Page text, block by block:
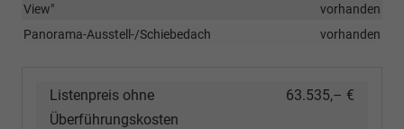
View"
vorhanden
Panorama-Ausstell-/Schiebedach
vorhanden
Listenpreis ohne
Überführungskosten
63.535,– €